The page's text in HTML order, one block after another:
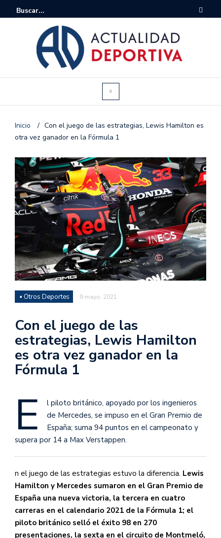
Inicio / Con el juego de las estrategias, Lewis Hamilton es
otra vez ganador en la Fórmula 1
▪ Otros Deportes 9 mayo, 2021
Con el juego de las
estrategias, Lewis Hamilton
es otra vez ganador en la
Fórmula 1
E
l piloto británico, apoyado por los ingenieros
de Mercedes, se impuso en el Gran Premio de
España; suma 94 puntos en el campeonato y
supera por 14 a Max Verstappen.
n el juego de las estrategias estuvo la diferencia. Lewis
Hamilton y Mercedes sumaron en el Gran Premio de
España una nueva victoria, la tercera en cuatro
carreras en el calendario 2021 de la Fórmula 1; el
piloto británico selló el éxito 98 en 270
presentaciones, la sexta en el circuito de Montmeló,